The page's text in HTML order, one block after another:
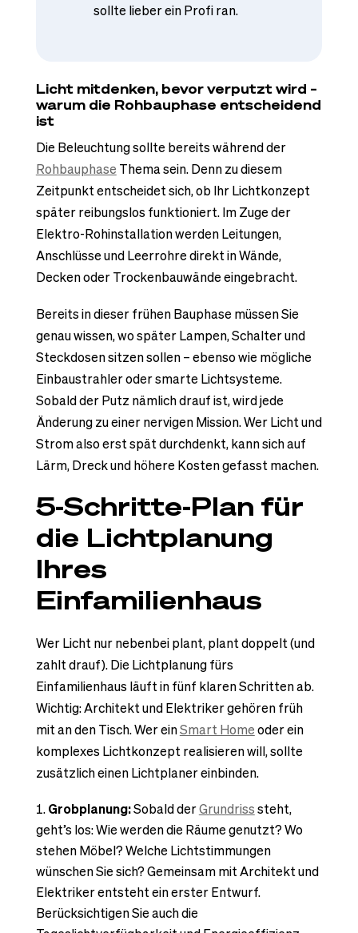
sollte lieber ein Profi ran.
Licht mitdenken, bevor verputzt wird –
warum die Rohbauphase entscheidend
ist
Die Beleuchtung sollte bereits während der
Rohbauphase Thema sein. Denn zu diesem
Zeitpunkt entscheidet sich, ob Ihr Lichtkonzept
später reibungslos funktioniert. Im Zuge der
Elektro-Rohinstallation werden Leitungen,
Anschlüsse und Leerrohre direkt in Wände,
Decken oder Trockenbauwände eingebracht.
Bereits in dieser frühen Bauphase müssen Sie
genau wissen, wo später Lampen, Schalter und
Steckdosen sitzen sollen – ebenso wie mögliche
Einbaustrahler oder smarte Lichtsysteme.
Sobald der Putz nämlich drauf ist, wird jede
Änderung zu einer nervigen Mission. Wer Licht und
Strom also erst spät durchdenkt, kann sich auf
Lärm, Dreck und höhere Kosten gefasst machen.
5-Schritte-Plan für
die Lichtplanung
Ihres
Einfamilienhaus
Wer Licht nur nebenbei plant, plant doppelt (und
zahlt drauf). Die Lichtplanung fürs
Einfamilienhaus läuft in fünf klaren Schritten ab.
Wichtig: Architekt und Elektriker gehören früh
mit an den Tisch. Wer einSmart Homeoder ein
komplexes Lichtkonzept realisieren will, sollte
zusätzlich einen Lichtplaner einbinden.
Grobplanung:Sobald derGrundrisssteht,
geht’s los: Wie werden die Räume genutzt? Wo
stehen Möbel? Welche Lichtstimmungen
wünschen Sie sich? Gemeinsam mit Architekt und
Elektriker entsteht ein erster Entwurf.
Berücksichtigen Sie auch die